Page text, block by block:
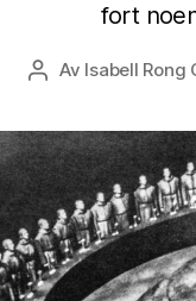
fort
Innleggsforfatter
Av Isabell Rong